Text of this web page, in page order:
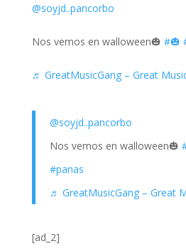
@soyjd..pancorbo
Nos vemos en walloween🎃 #🎃
♬ GreatMusicGang – Great
@soyjd..pancorbo
Nos vemos en walloween🎃
#panas
♬ GreatMusicGang – Great
[ad_2]